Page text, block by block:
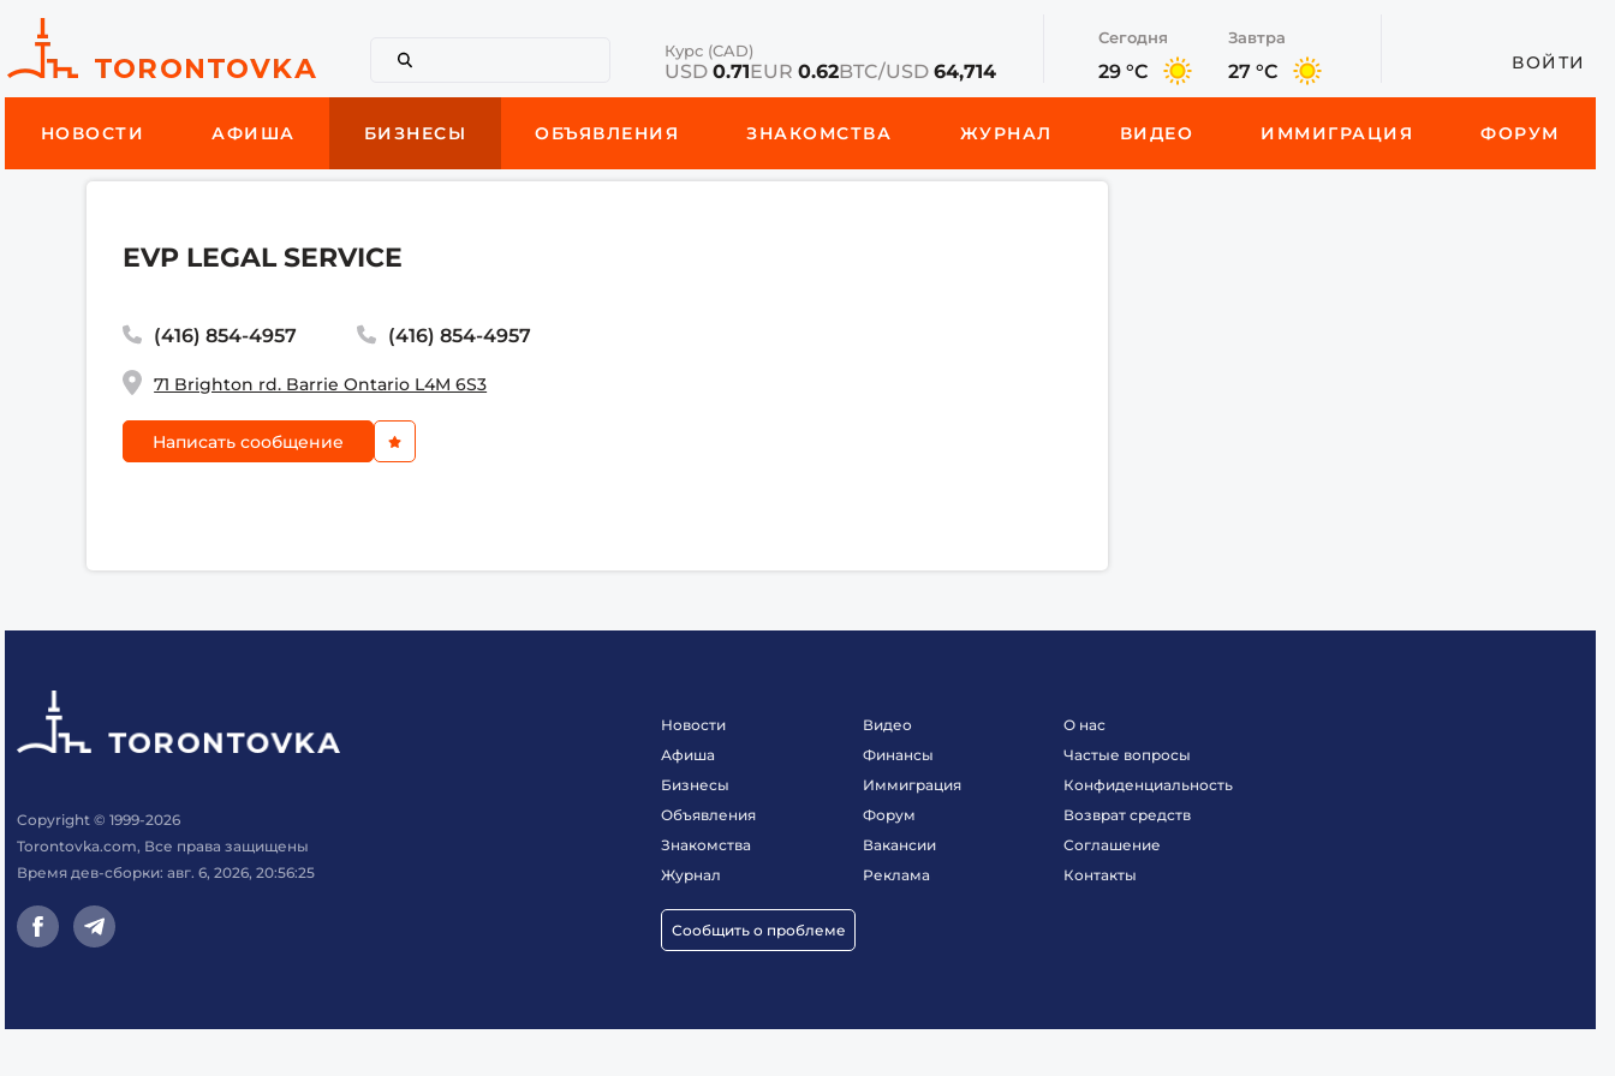
Курс (CAD)
USD 0.71EUR 0.62BTC/USD 64,714
Сегодня
29 °C
Завтра
27 °C ВОЙТИ
НОВОСТИ АФИША БИЗНЕСЫ ОБЪЯВЛЕНИЯ ЗНАКОМСТВА ЖУРНАЛ ВИДЕО ИММИГРАЦИЯ ФОРУМ
EVP LEGAL SERVICE
(416) 854-4957 (416) 854-4957
71 Brighton rd. Barrie Ontario L4M 6S3
Написать сообщение
Copyright © 1999-2026
Torontovka.com, Все права защищены
Время дев-сборки: авг. 6, 2026, 20:56:25
Новости
Афиша
Бизнесы
Объявления
Знакомства
Журнал
Сообщить о проблеме
Видео
Финансы
Иммиграция
Форум
Вакансии
Реклама
О нас
Частые вопросы
Конфиденциальность
Возврат средств
Соглашение
Контакты